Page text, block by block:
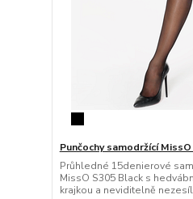
Punčochy samodržící
Průhledné 15denierové
MissO S305 Black s
krajkou a neviditelně